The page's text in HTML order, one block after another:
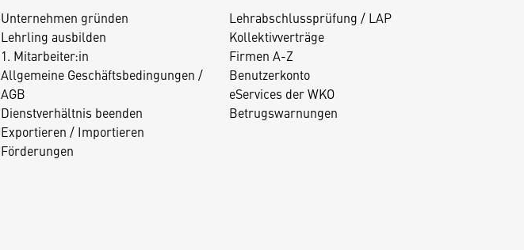
Unternehmen gründen
Lehrling ausbilden
1. Mitarbeiter:in
Allgemeine Geschäftsbedingungen /
AGB
Dienstverhältnis beenden
Exportieren / Importieren
Förderungen
Lehrabschlussprüfung / LAP
Kollektivverträge
Firmen A-Z
Benutzerkonto
eServices der WKO
Betrugswarnungen